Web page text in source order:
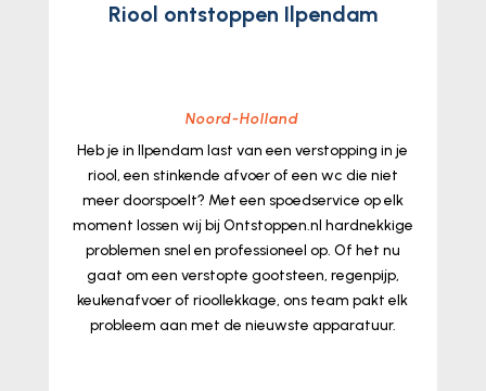
Riool ontstoppen Ilpendam
Noord-Holland
Heb je in Ilpendam last van een verstopping in je
riool, een stinkende afvoer of een wc die niet
meer doorspoelt? Met een spoedservice op elk
moment lossen wij bij Ontstoppen.​nl hardnekkige
problemen snel en professioneel op.​ Of het nu
gaat om een verstopte gootsteen, regenpijp,
keukenafvoer of rioollekkage, ons team pakt elk
probleem aan met de nieuwste apparatuur.​